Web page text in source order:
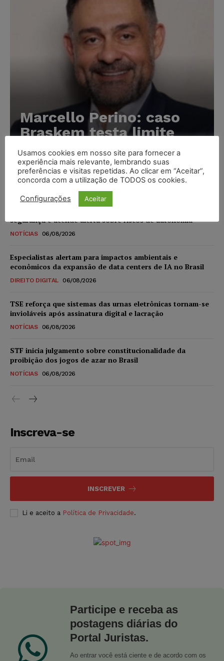
Marcello Perino: caso
Braskem testa limite
entre tutela cautelar e
recuperação judicial
Karina Silvério - 06/08/2026
segurança e acende alerta sobre riscos de autonomia
NOTÍCIAS 06/08/2026
Especialistas alertam para impactos ambientais e
econômicos da expansão de data centers de IA no Brasil
DIREITO DIGITAL 06/08/2026
TSE reforça que sistemas das urnas eletrônicas tornam-se
invioláveis após assinatura digital e lacração
NOTÍCIAS 06/08/2026
STF inicia julgamento sobre constitucionalidade da
proibição dos jogos de azar no Brasil
NOTÍCIAS 06/08/2026
Inscreva-se
INSCREVER
Li e aceito a Política de Privacidade.
Participe e receba as
postagens diárias do
Portal Juristas.
Ao entrar você está ciente e de acordo com os
Usamos cookies em nosso site para fornecer a
experiência mais relevante, lembrando suas
preferências e visitas repetidas. Ao clicar em “Aceitar”,
concorda com a utilização de TODOS os cookies.
Configurações Aceitar